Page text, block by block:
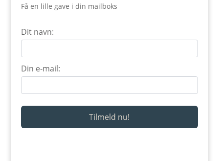
Få en lille gave i din mailboks
Dit navn:
Din e-mail: